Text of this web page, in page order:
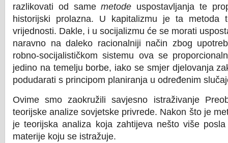
razlikovati od samemetode uspostavljanja te
historijski prolazna. U kapitalizmu je ta metoda
vrijednosti. Dakle, i u socijalizmu će se morati
naravno na daleko racionalniji način zbog
robno-socijalističkom sistemu ova se
jedino na temelju borbe, iako se smjer djelovanja
podudarati s principom planiranja u određenim
Ovime smo zaokružili savjesno istraživanje
teorijske analize sovjetske privrede. Nakon što je
je teorijska analiza koja zahtijeva nešto više
materije koju se istražuje.